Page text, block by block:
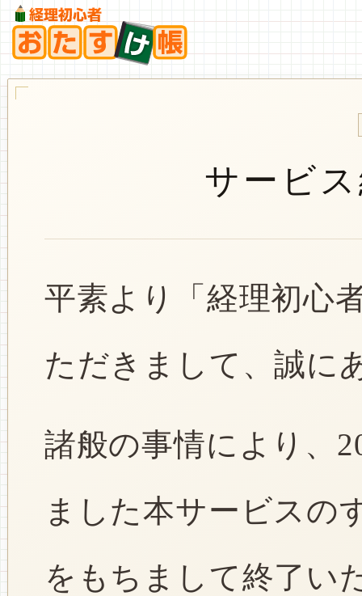
サービ
平素より「経理初心
ただきまして、誠に
諸般の事情により、
ました本サービスの
をもちまして終了い